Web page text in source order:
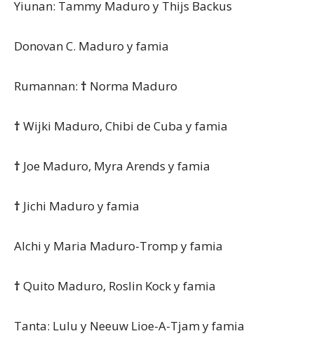
Yiunan: Tammy Maduro y Thijs Backus
Donovan C. Maduro y famia
Rumannan: † Norma Maduro
† Wijki Maduro, Chibi de Cuba y famia
† Joe Maduro, Myra Arends y famia
† Jichi Maduro y famia
Alchi y Maria Maduro-Tromp y famia
† Quito Maduro, Roslin Kock y famia
Tanta: Lulu y Neeuw Lioe-A-Tjam y famia